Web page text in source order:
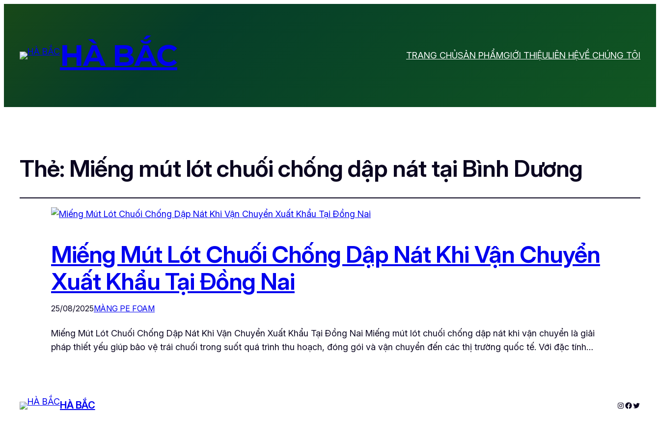
HÀ BẮC TRANG CHỦSẢN PHẨMGIỚI THIỆULIÊN HỆVỀ CHÚNG TÔI
Thẻ: Miếng mút lót chuối chống dập nát tại Bình Dương
Miếng Mút Lót Chuối Chống Dập Nát Khi Vận Chuyển
Xuất Khẩu Tại Đồng Nai
25/08/2025MÀNG PE FOAM
Miếng Mút Lót Chuối Chống Dập Nát Khi Vận Chuyển Xuất Khẩu Tại Đồng Nai Miếng mút lót chuối chống dập nát khi vận chuyển là giải
pháp thiết yếu giúp bảo vệ trái chuối trong suốt quá trình thu hoạch, đóng gói và vận chuyển đến các thị trường quốc tế. Với đặc tính…
HÀ BẮC Instagram
Twitter